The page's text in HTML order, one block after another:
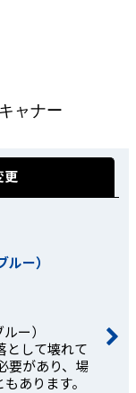
ャナー
更
ー）
ー）
として壊れて
要があり、場
あります。